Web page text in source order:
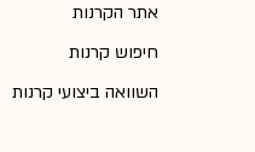
אתר הקרנות
חיפוש קרנות
השוואה ביצועי קרנות